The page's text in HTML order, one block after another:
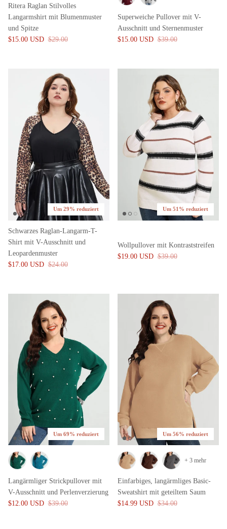
Ritera Raglan Stilvolles
Langarmshirt mit Blumenmuster
und Spitze
$15.00 USD $29.00
Superweiche Pullover mit V-
Ausschnitt und Sternenmuster
$15.00 USD $39.00
Um 29% reduziert
Schwarzes Raglan-Langarm-T-
Shirt mit V-Ausschnitt und
Leopardenmuster
$17.00 USD $24.00
Um 51% reduziert
Wollpullover mit Kontraststreifen
$19.00 USD $39.00
Um 69% reduziert
Langärmliger Strickpullover mit
V-Ausschnitt und Perlenverzierung
$12.00 USD $39.00
Um 56% reduziert
Einfarbiges, langärmliges Basic-
Sweatshirt mit geteiltem Saum
$14.99 USD $34.00
+ 3 mehr